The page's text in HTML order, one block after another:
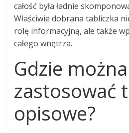
całość była ładnie
Właściwie dobrana tabliczka
rolę informacyjną, ale także
całego wnętrza.
Gdzie można
zastosować
opisowe?